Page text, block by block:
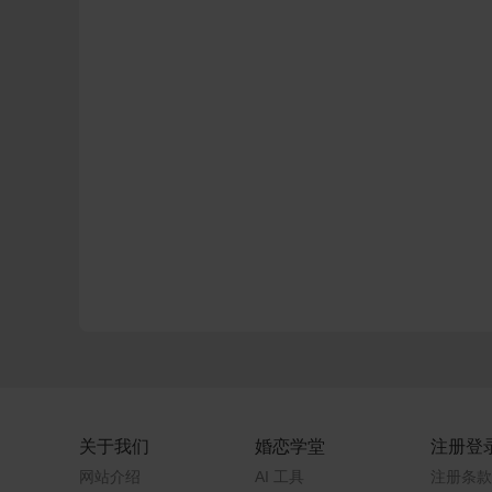
关于我们
网站介绍
婚恋学堂
AI 工具
注册登
注册条款